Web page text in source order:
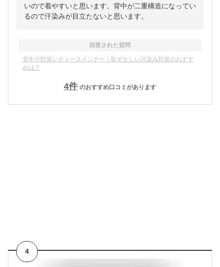
いので着やすいと思います。背中が二重構造になってい
るので汗染みが目立たないと思います。
回答された質問
背中汗対策レディースインナー｜恥ずかしい汗染み対策のおすす
めは？
4件 のおすすめ口コミがあります
4